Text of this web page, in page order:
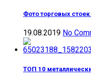
Фото торговых стоек
19.08.2019 No
ТОП 10